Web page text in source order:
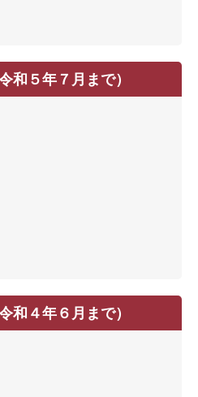
和５年７月まで）
和４年６月まで）